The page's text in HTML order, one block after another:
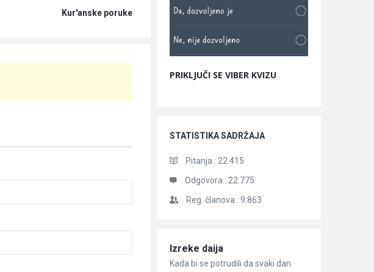
Kur'anske poruke
PRIKLJUČI SE VIBER KVIZU
STATISTIKA SADRŽAJA
Pitanja : 22.415
Odgovora : 22.775
Reg. članova : 9.863
Članci
Izreke daija
Kada bi se potrudili da svaki dan